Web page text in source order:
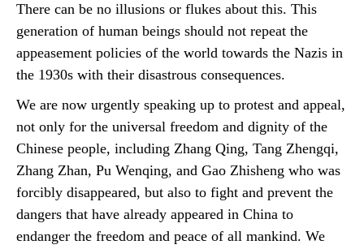
There can be no illusions or flukes about this. This
generation of human beings should not repeat the
appeasement policies of the world towards the Nazis in
the 1930s with their disastrous consequences.
We are now urgently speaking up to protest and appeal,
not only for the universal freedom and dignity of the
Chinese people, including Zhang Qing, Tang Zhengqi,
Zhang Zhan, Pu Wenqing, and Gao Zhisheng who was
forcibly disappeared, but also to fight and prevent the
dangers that have already appeared in China to
endanger the freedom and peace of all mankind. We